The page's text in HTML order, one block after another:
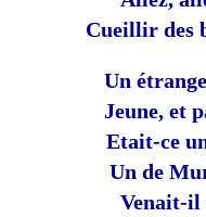
Cueillir des
Un
Jeune, et
Etait-ce
Un de
Venait-il